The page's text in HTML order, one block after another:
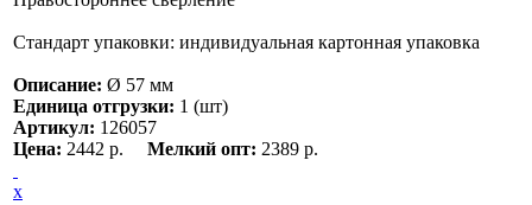
Стандарт упаковки: индивидуальная картонная упаковка
Описание: Ø 57 мм
Единица отгрузки: 1 (шт)
Артикул: 126057
Цена: 2442 р. Мелкий опт: 2389 р.
x